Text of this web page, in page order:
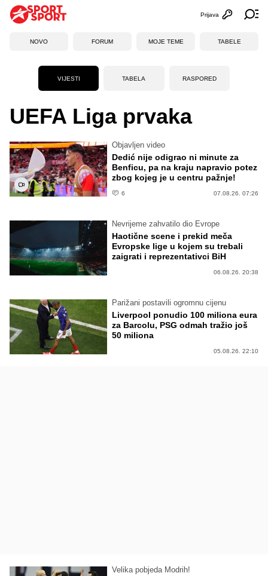
Otvori
Prijava
NOVO FORUM MOJE TEME TABELE
VIJESTI TABELA RASPORED
UEFA Liga prvaka
Objavljen video
Dedić nije odigrao ni minute za
Benficu, pa na kraju napravio potez
zbog kojeg je u centru pažnje!
6 07.08.26. 07:26
Nevrijeme zahvatilo dio Evrope
Haotične scene i prekid meča
Evropske lige u kojem su trebali
zaigrati i reprezentativci BiH
06.08.26. 20:38
Parižani postavili ogromnu cijenu
Liverpool ponudio 100 miliona eura
za Barcolu, PSG odmah tražio još
50 miliona
05.08.26. 22:10
Velika pobjeda Modrih!